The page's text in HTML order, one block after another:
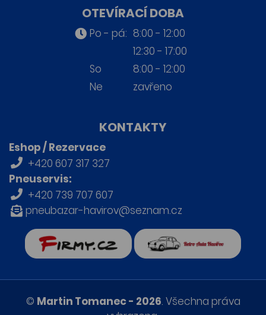
OTEVÍRACÍ DOBA
Po - pá: 8:00 - 12:00
12:30 - 17:00
So
8:00 - 12:00
Ne
zavřeno
KONTAKTY
Eshop / Rezervace
+420 607 317 327
Pneuservis:
+420 739 707 607
pneubazar-havirov@seznam.cz
Retro auta Havířov
© Martin Tomanec - 2026. Všechna práva